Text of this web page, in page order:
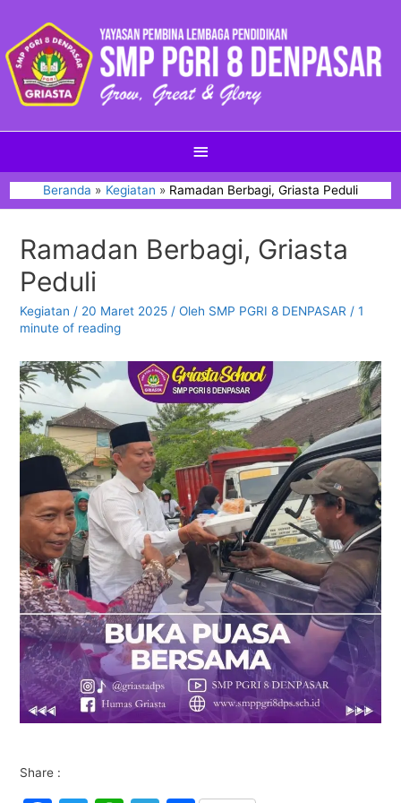
Beranda Kegiatan Ramadan Berbagi, Griasta Peduli
Ramadan Berbagi, Griasta
Peduli
Kegiatan / 20 Maret 2025 / Oleh SMP PGRI 8 DENPASAR / 1
minute of reading
Share :